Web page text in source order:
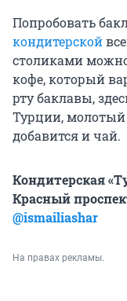
Попробовать
кондитерской
столиками
кофе, который
рту баклавы,
Турции, молотый
добавится и чай.
Кондитерская
Красный
@ismailiashar
На правах рекламы.